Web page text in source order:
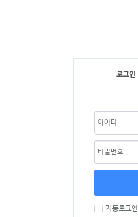
로그인
자동로그인